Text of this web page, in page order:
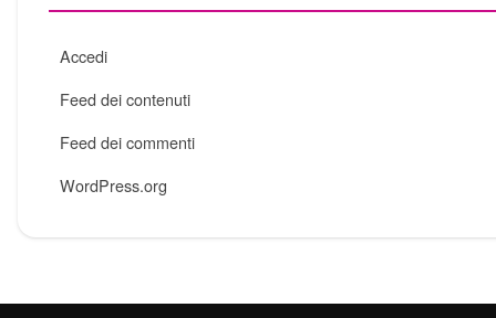
Accedi
Feed dei contenuti
Feed dei commenti
WordPress.org